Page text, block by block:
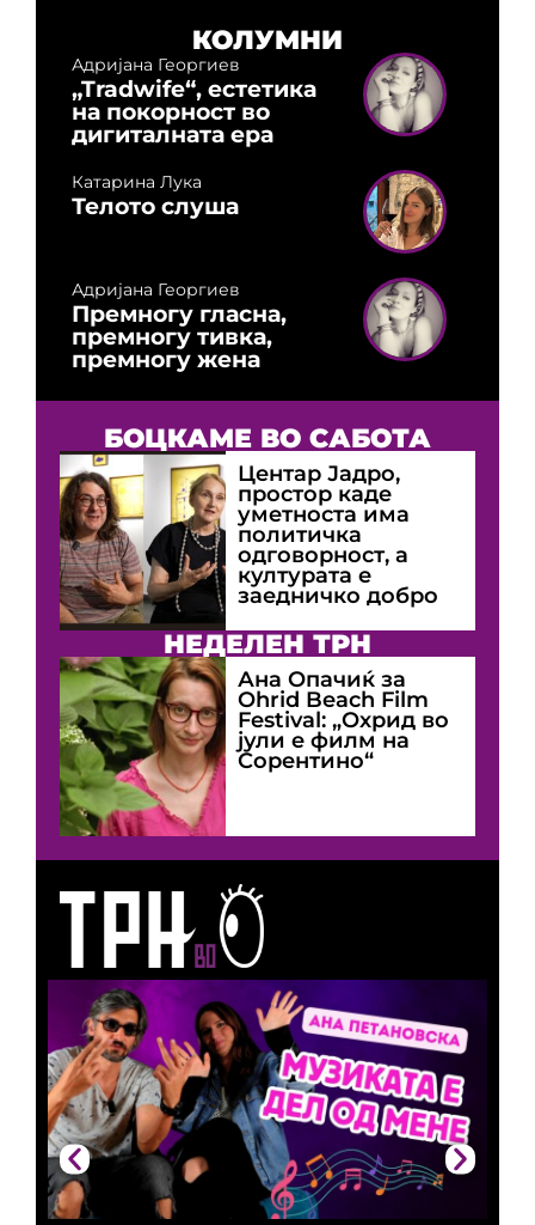
КОЛУМНИ
Адријана Георгиев
„Tradwife“, естетика
на покорност во
дигиталната ера
Катарина Лука
Телото слуша
Адријана Георгиев
Премногу гласна,
премногу тивка,
премногу жена
БОЦКАМЕ ВО САБОТА
Центар Јадро,
простор каде
уметноста има
политичка
одговорност, а
културата е
заедничко добро
НЕДЕЛЕН ТРН
Ана Опачиќ за
Оhrid Beach Film
Festival: „Охрид во
јули е филм на
Сорентино“